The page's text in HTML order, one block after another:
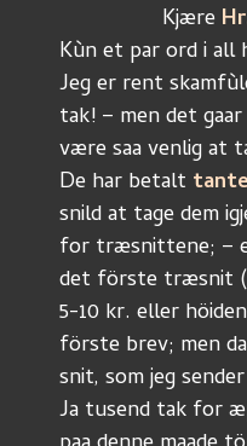
	         Kjære
Kùn et par ord i all
Jeg er rent
tak! – men det
være saa venlig at
De har betalt
snild at tage dem
for træsnittene; –
det förste træsnit
5-10 kr. eller
förste brev; men
snit, som jeg
Ja tusend tak for